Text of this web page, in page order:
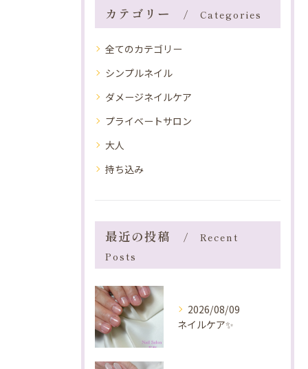
カテゴリー Categories
全てのカテゴリー
シンプルネイル
ダメージネイルケア
プライベートサロン
大人
持ち込み
最近の投稿
Recent
Posts
2026/08/09
ネイルケア✨️